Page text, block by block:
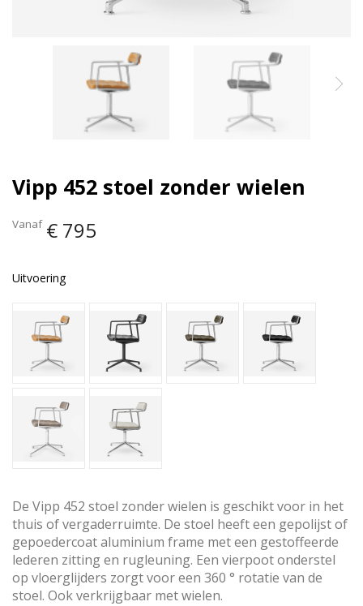
Vipp 452 stoel zonder wielen
Vanaf € 795
Uitvoering
De Vipp 452 stoel zonder wielen is geschikt voor in het
thuis of vergaderruimte. De stoel heeft een gepolijst of
gepoedercoat aluminium frame met een gestoffeerde
lederen zitting en rugleuning. Een vierpoot onderstel
op vloerglijders zorgt voor een 360 ° rotatie van de
stoel. Ook verkrijgbaar met wielen.